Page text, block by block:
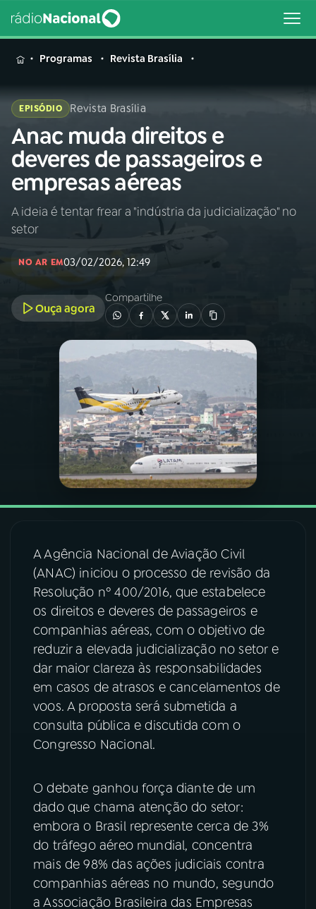
MENU
Buscar
na
Rádio
Nacional
Buscar
AO VIVO
INÍCIO
A RÁDIO
PROGRAMAÇÃO
PROGRAMAS
PODCASTS
VIDEOCASTS
FESTIVAL DE MÚSICA
ACOMPANHE A RÁDIO NACIONAL
Facebook
Instagram X
TikTok
Programas Revista Brasília
EPISÓDIO Revista Brasília
Anac muda direitos e
deveres de passageiros e
empresas aéreas
A ideia é tentar frear a "indústria da judicialização" no
setor
NO AR EM03/02/2026, 12:49
Ouça agora
Compartilhe
A Agência Nacional de Aviação Civil
(ANAC) iniciou o processo de revisão da
Resolução nº 400/2016, que estabelece
os direitos e deveres de passageiros e
companhias aéreas, com o objetivo de
reduzir a elevada judicialização no setor e
dar maior clareza às responsabilidades
em casos de atrasos e cancelamentos de
voos. A proposta será submetida a
consulta pública e discutida com o
Congresso Nacional.
O debate ganhou força diante de um
dado que chama atenção do setor:
embora o Brasil represente cerca de 3%
do tráfego aéreo mundial, concentra
mais de 98% das ações judiciais contra
companhias aéreas no mundo, segundo
a Associação Brasileira das Empresas